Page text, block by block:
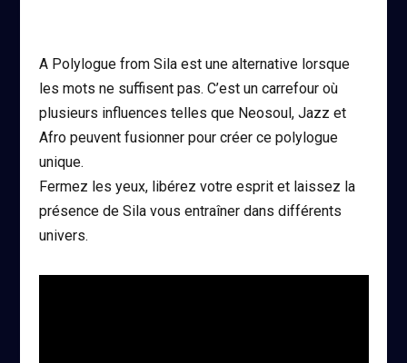
A Polylogue from Sila est une alternative lorsque
les mots ne suffisent pas. C’est un carrefour où
plusieurs influences telles que Neosoul, Jazz et
Afro peuvent fusionner pour créer ce polylogue
unique.
Fermez les yeux, libérez votre esprit et laissez la
présence de Sila vous entraîner dans différents
univers.